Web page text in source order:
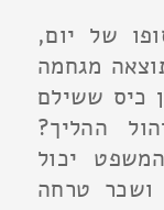
של יום,
מגחמה
כיס ששילם
ההליך?
יכול
ושכר טרחה